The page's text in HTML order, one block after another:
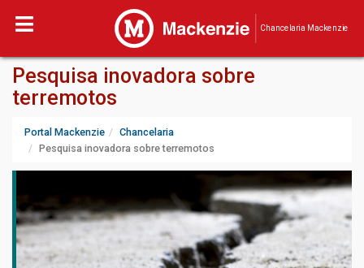
Chancelaria Mackenzie
Pesquisa inovadora sobre
terremotos
Portal Mackenzie
Chancelaria
Pesquisa inovadora sobre terremotos